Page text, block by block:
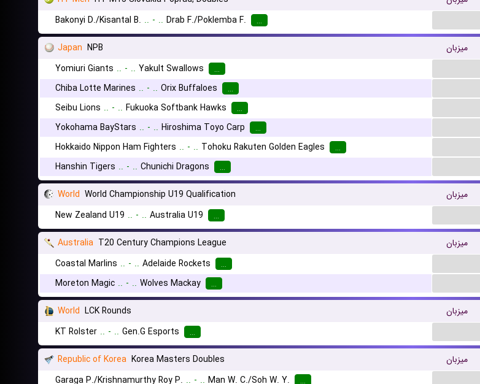
Bakonyi D./Kisantal B. .. - .. Drab F./Poklemba F. ...
Japan NPB میزبان
Yomiuri Giants .. - .. Yakult Swallows ...
Chiba Lotte Marines .. - .. Orix Buffaloes ...
Seibu Lions .. - .. Fukuoka Softbank Hawks ...
Yokohama BayStars .. - .. Hiroshima Toyo Carp ...
Hokkaido Nippon Ham Fighters .. - .. Tohoku Rakuten Golden Eagles ...
Hanshin Tigers .. - .. Chunichi Dragons ...
World World Championship U19 Qualification میزبان
New Zealand U19 .. - .. Australia U19 ...
Australia T20 Century Champions League میزبان
Coastal Marlins .. - .. Adelaide Rockets ...
Moreton Magic .. - .. Wolves Mackay ...
World LCK Rounds میزبان
KT Rolster .. - .. Gen.G Esports ...
Republic of Korea Korea Masters Doubles میزبان
Garaga P./Krishnamurthy Roy P. .. - .. Man W. C./Soh W. Y. ...